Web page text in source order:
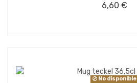
6,60 €
No disponible